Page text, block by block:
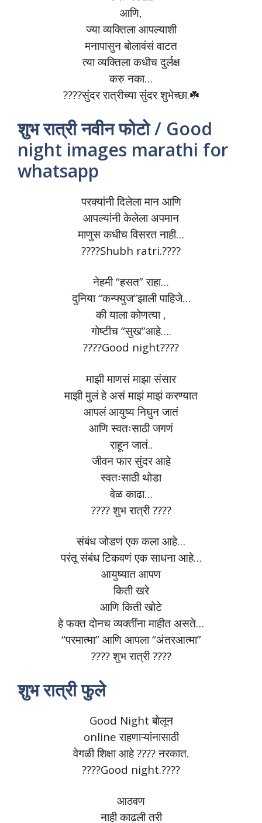
आणि,
ज्या व्यक्तिला आपल्याशी
मनापासुन बोलावंसं वाटत
त्या व्यक्तिला कधीच दुर्लक्ष
करु नका…
????सुंदर रात्रीच्या सुंदर शुभेच्छा.☘️
शुभ रात्री नवीन फोटो / Good
night images marathi for
whatsapp
परक्यांनी दिलेला मान आणि
आपल्यांनी केलेला अपमान
माणुस कधीच विसरत नाही…
????️Shubh ratri.????️
नेहमी “हसत” राहा…
दुनिया “कन्फ्युज”झाली पाहिजे…
की याला कोणत्या ,
गोष्टीच “सुख”आहे….
????Good night????
माझी माणसं माझा संसार
माझी मुलं हे असं माझं माझं करण्यात
आपलं आयुष्य निघुन जातं
आणि स्वतःसाठी जगणं
राहून जातं..
जीवन फार सुंदर आहे
स्वतःसाठी थोडा
वेळ काढा…
???? शुभ रात्री ????
संबंध जोडणं एक कला आहे…
परंतू संबंध टिकवणं एक साधना आहे…
आयुष्यात आपण
किती खरे
आणि किती खोटे
हे फक्त दोनच व्यक्तींना माहीत असते…
“परमात्मा” आणि आपला “अंतरआत्मा”
???? शुभ रात्री ????
शुभ रात्री फुले
Good Night बोलून
online राहणाऱ्यांनासाठी
वेगळी शिक्षा आहे ???? नरकात.
????Good night.????
आठवण
नाही काढली तरी